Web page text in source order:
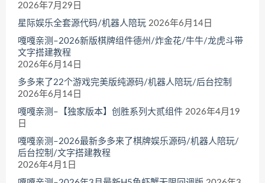
2026年7月29日
星际娱乐全套源代码/机器人陪玩 2026年6月14日
嘎嘎亲测–2026新版棋牌组件德州/炸金花/牛牛/龙虎斗带
文字搭建教程
2026年6月14日
多多来了22个游戏完美版纯源码/机器人陪玩/后台控制
2026年6月14日
嘎嘎亲测–【独家版本】创胜系列大贰组件 2026年4月19
日
嘎嘎亲测–2026最新多多来了棋牌娱乐源码/机器人陪玩/
后台控制/文字搭建教程
2026年4月1日